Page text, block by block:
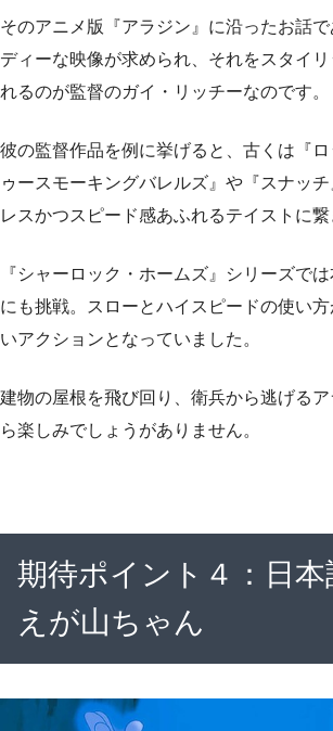
そのアニメ版『アラジン』に沿ったお話
ディーな映像が求められ、それをスタイリ
れるのが監督のガイ・リッチーなのです。
彼の監督作品を例に挙げると、古くは『
ゥースモーキングバレルズ』や『スナッ
レスかつスピード感あふれるテイストに繋
『シャーロック・ホームズ』シリーズで
にも挑戦。スローとハイスピードの使い
いアクションとなっていました。
建物の屋根を飛び回り、衛兵から逃げる
ら楽しみでしょうがありません。
期待ポイント４：日本
えが山ちゃん